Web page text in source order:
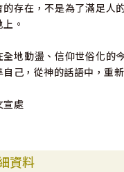
的存在，不是為了滿足人
上。
全地動盪、信仰世俗化的
自己，從神的話語中，重
宣處
資料